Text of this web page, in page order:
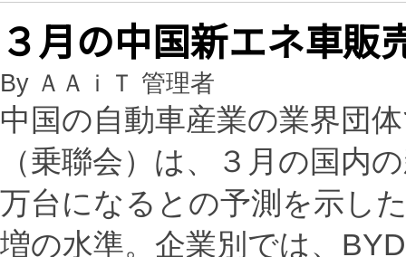
３月の中国新エネ車販
By ＡＡｉＴ 管理者
中国の自動車産業の業界団
（乗聯会）は、３月の国内
万台になるとの予測を示し
増の水準。企業別では、